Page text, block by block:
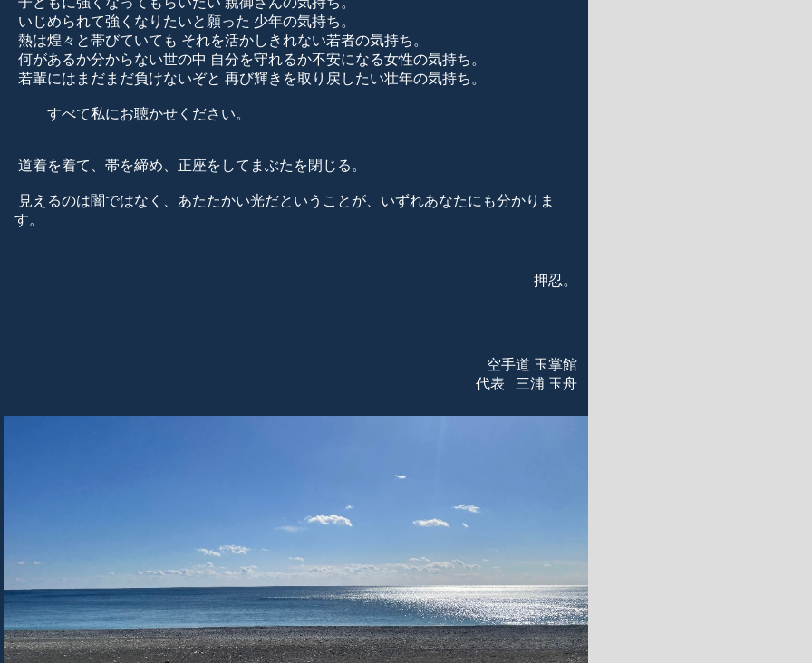
いじめられて強くなりたいと願った 少年の気持ち。
熱は煌々と帯びていても それを活かしきれない若者の気持ち。
何があるか分からない世の中 自分を守れるか不安になる女性の気持ち。
若輩にはまだまだ負けないぞと 再び輝きを取り戻したい壮年の気持ち。
＿＿すべて私にお聴かせください。
道着を着て、帯を締め、正座をしてまぶたを閉じる。
見えるのは闇ではなく、あたたかい光だということが、いずれあなたにも分かりま
す。
押忍。
空手道 玉掌館
代表 三浦 玉舟